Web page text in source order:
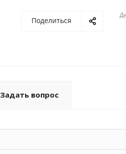
Поделиться
Задать вопрос